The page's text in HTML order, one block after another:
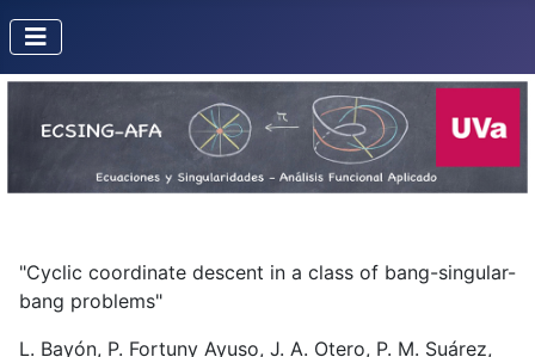
"Cyclic coordinate descent in a class of bang-singular-
bang problems"
L. Bayón, P. Fortuny Ayuso, J. A. Otero, P. M. Suárez,